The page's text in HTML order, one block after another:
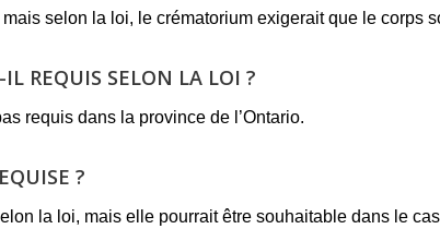
mais selon la loi, le crématorium exigerait que le
REQUIS SELON LA LOI ?
requis dans la province de l’Ontario.
?
la loi, mais elle pourrait être souhaitable dans le